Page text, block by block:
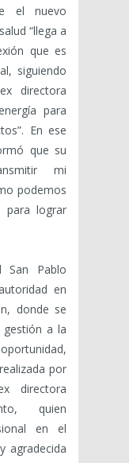
el nuevo
“llega a
que es
siguiendo
directora
para
En ese
que su
mi
podemos
para lograr
San Pablo
en
donde se
a la
por
directora
quien
en el
agradecida